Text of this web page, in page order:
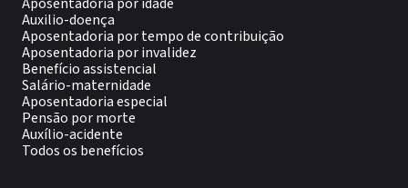
Auxilio-doença
Aposentadoria por tempo de contribuição
Aposentadoria por invalidez
Benefício assistencial
Salário-maternidade
Aposentadoria especial
Pensão por morte
Auxílio-acidente
Todos os benefícios